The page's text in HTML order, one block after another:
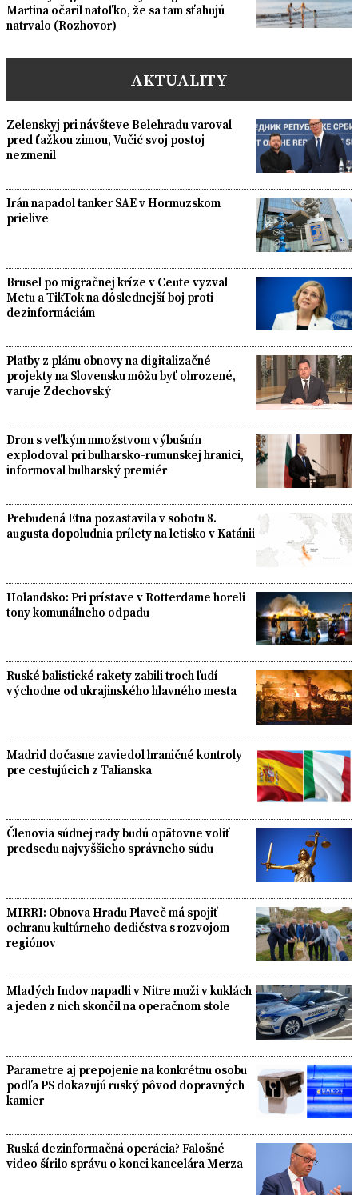
Martina očaril natoľko, že sa tam sťahujú
natrvalo (Rozhovor)
AKTUALITY
Zelenskyj pri návšteve Belehradu varoval
pred ťažkou zimou, Vučić svoj postoj
nezmenil
Irán napadol tanker SAE v Hormuzskom
prielive
Brusel po migračnej kríze v Ceute vyzval
Metu a TikTok na dôslednejší boj proti
dezinformáciám
Platby z plánu obnovy na digitalizačné
projekty na Slovensku môžu byť ohrozené,
varuje Zdechovský
Dron s veľkým množstvom výbušnín
explodoval pri bulharsko-rumunskej hranici,
informoval bulharský premiér
Prebudená Etna pozastavila v sobotu 8.
augusta dopoludnia prílety na letisko v Katánii
Holandsko: Pri prístave v Rotterdame horeli
tony komunálneho odpadu
Ruské balistické rakety zabili troch ľudí
východne od ukrajinského hlavného mesta
Madrid dočasne zaviedol hraničné kontroly
pre cestujúcich z Talianska
Členovia súdnej rady budú opätovne voliť
predsedu najvyššieho správneho súdu
MIRRI: Obnova Hradu Plaveč má spojiť
ochranu kultúrneho dedičstva s rozvojom
regiónov
Mladých Indov napadli v Nitre muži v kuklách
a jeden z nich skončil na operačnom stole
Parametre aj prepojenie na konkrétnu osobu
podľa PS dokazujú ruský pôvod dopravných
kamier
Ruská dezinformačná operácia? Falošné
video šírilo správu o konci kancelára Merza